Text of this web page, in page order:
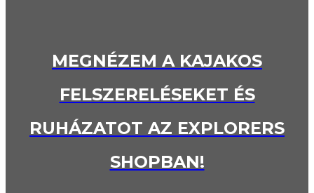
MEGNÉZEM A KAJAKOS
FELSZERELÉSEKET ÉS
RUHÁZATOT AZ EXPLORERS
SHOPBAN!